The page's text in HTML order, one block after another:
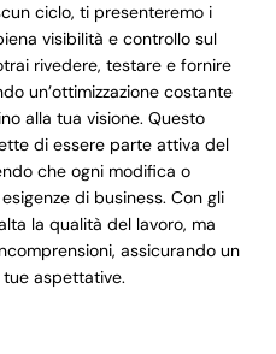
ciclo, ti presenteremo i
visibilità e controllo sul
rivedere, testare e fornire
un’ottimizzazione costante
alla tua visione. Questo
di essere parte attiva del
che ogni modifica o
di business. Con gli
la qualità del lavoro, ma
assicurando un
aspettative.